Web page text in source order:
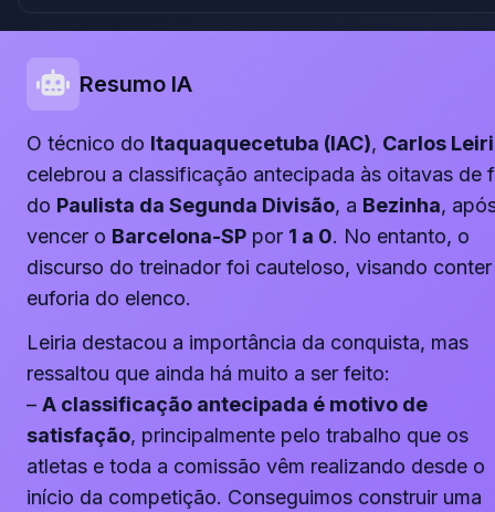
Resumo IA
O técnico do Itaquaquecetuba (IAC), Carlos
celebrou a classificação antecipada às oitavas de
do Paulista da Segunda Divisão, a Bezinha,
vencer o Barcelona-SP por 1 a 0. No entanto, o
discurso do treinador foi cauteloso, visando conter
euforia do elenco.
Leiria destacou a importância da conquista, mas
ressaltou que ainda há muito a ser feito:
– A classificação antecipada é motivo de
satisfação, principalmente pelo trabalho que os
atletas e toda a comissão vêm realizando desde o
início da competição. Conseguimos construir uma